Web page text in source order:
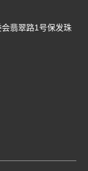
翡翠路1号保发珠